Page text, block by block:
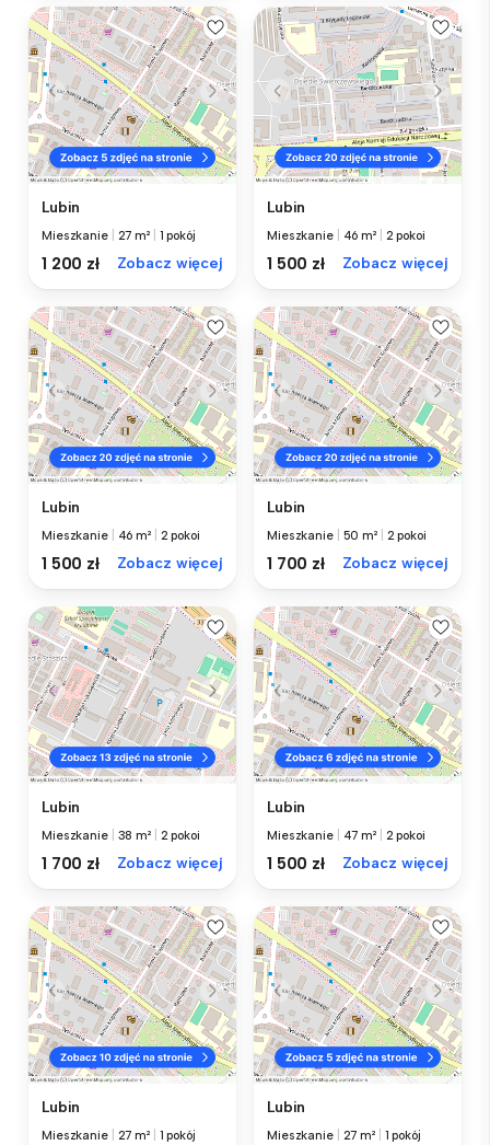
Lubin
Mieszkanie 27 m² 1 pokój
1 200 zł Zobacz więcej
Lubin
Mieszkanie 46 m² 2 pokoi
1 500 zł Zobacz więcej
Lubin
Mieszkanie 46 m² 2 pokoi
1 500 zł Zobacz więcej
Lubin
Mieszkanie 50 m² 2 pokoi
1 700 zł Zobacz więcej
Lubin
Mieszkanie 38 m² 2 pokoi
1 700 zł Zobacz więcej
Lubin
Mieszkanie 47 m² 2 pokoi
1 500 zł Zobacz więcej
Lubin
Mieszkanie 27 m² 1 pokój
Lubin
Mieszkanie 27 m² 1 pokój